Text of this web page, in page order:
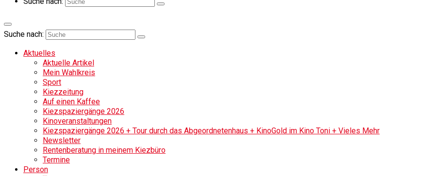
Suche nach:
Aktuelles
Aktuelle Artikel
Mein Wahlkreis
Sport
Kiezzeitung
Auf einen Kaffee
Kiezspaziergänge 2026
Kinoveranstaltungen
Kiezspaziergänge 2026 + Tour durch das Abgeordnetenhaus + KinoGold im Kino Toni + Vieles Mehr
Newsletter
Rentenberatung in meinem Kiezbüro
Termine
Person